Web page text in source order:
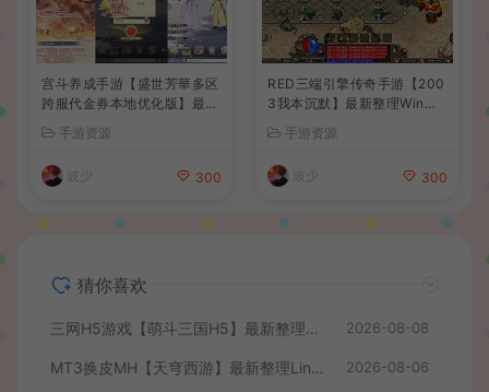
宫斗养成手游【盛世芳華多区
跨服代金券本地优化版】最新
手工服务端+CDK授权后台
+安卓+详细搭建教程
手游资源
波少 300
RED三端引擎传奇手游【200
3我本沉默】最新整理Win系
细搭建教程
手游资源
波少 300
猜你喜欢
三网H5游戏【萌斗三国H5】最新整理WIN系服务端+GM后台+详细搭建教程 2026-08-08
MT3换皮MH【天穹西游】最新整理Linux手工服务端+安卓苹果双端+GM后台+详细搭建教程+全套源码+视频教程 2026-08-06